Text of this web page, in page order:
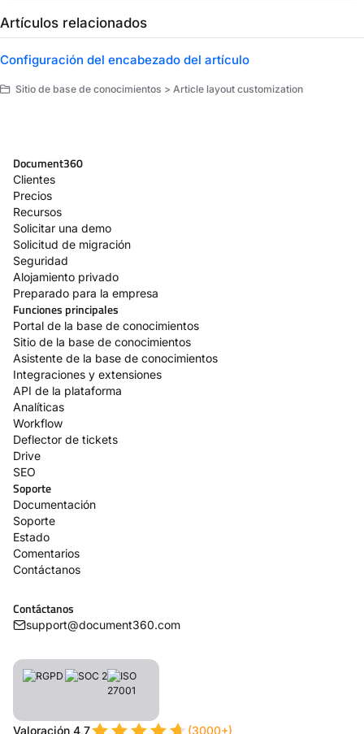
Artículos relacionados
Configuración del encabezado del artículo
Sitio de base de conocimientos > Article layout customization
Document360
Clientes
Precios
Recursos
Solicitar una demo
Solicitud de migración
Seguridad
Alojamiento privado
Preparado para la empresa
Funciones principales
Portal de la base de conocimientos
Sitio de la base de conocimientos
Asistente de la base de conocimientos
Integraciones y extensiones
API de la plataforma
Analíticas
Workflow
Deflector de tickets
Drive
SEO
Soporte
Documentación
Soporte
Estado
Comentarios
Contáctanos
Contáctanos
support@document360.com
Valoración 4,7 (3000+)